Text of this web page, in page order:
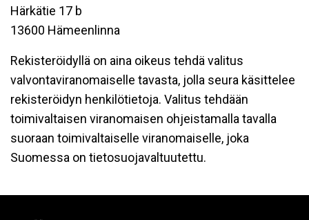
Härkätie 17 b
13600 Hämeenlinna
Rekisteröidyllä on aina oikeus tehdä valitus
valvontaviranomaiselle tavasta, jolla seura käsittelee
rekisteröidyn henkilötietoja. Valitus tehdään
toimivaltaisen viranomaisen ohjeistamalla tavalla
suoraan toimivaltaiselle viranomaiselle, joka
Suomessa on tietosuojavaltuutettu.